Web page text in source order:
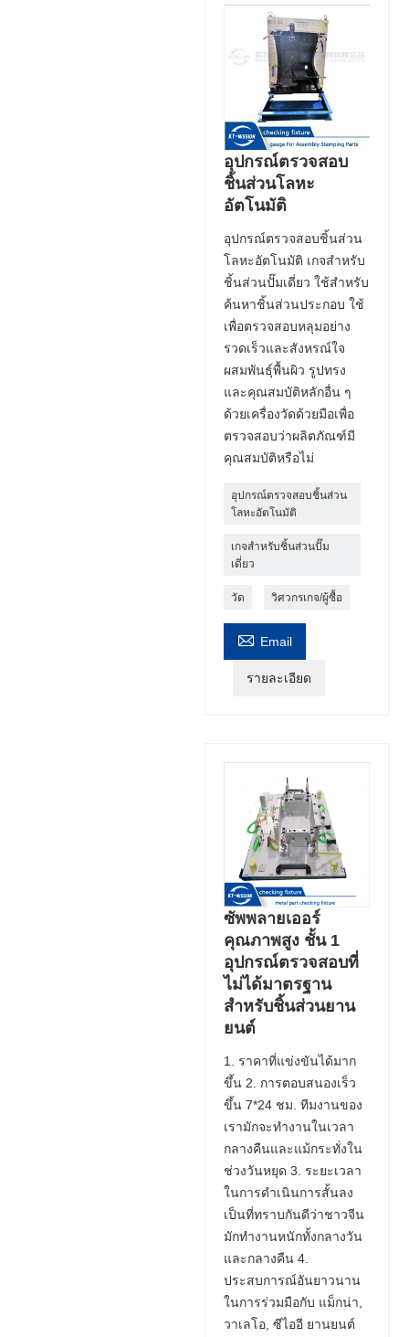
อุปกรณ์ตรวจสอบ
ชิ้นส่วนโลหะ
อัตโนมัติ
อุปกรณ์ตรวจสอบชิ้นส่วน
โลหะอัตโนมัติ เกจสำหรับ
ชิ้นส่วนปั๊มเดี่ยว ใช้สำหรับ
ค้นหาชิ้นส่วนประกอบ ใช้
เพื่อตรวจสอบหลุมอย่าง
รวดเร็วและสังหรณ์ใจ
ผสมพันธุ์พื้นผิว รูปทรง
และคุณสมบัติหลักอื่น ๆ
ด้วยเครื่องวัดด้วยมือเพื่อ
ตรวจสอบว่าผลิตภัณฑ์มี
คุณสมบัติหรือไม่
อุปกรณ์ตรวจสอบชิ้นส่วน
โลหะอัตโนมัติ
เกจสำหรับชิ้นส่วนปั๊ม
เดี่ยว
วัด วิศวกรเกจ/ผู้ซื้อ
 Email
รายละเอียด
ซัพพลายเออร์
คุณภาพสูง ชั้น 1
อุปกรณ์ตรวจสอบที่
ไม่ได้มาตรฐาน
สำหรับชิ้นส่วนยาน
ยนต์
1. ราคาที่แข่งขันได้มาก
ขึ้น 2. การตอบสนองเร็ว
ขึ้น 7*24 ชม. ทีมงานของ
เรามักจะทำงานในเวลา
กลางคืนและแม้กระทั่งใน
ช่วงวันหยุด 3. ระยะเวลา
ในการดำเนินการสั้นลง
เป็นที่ทราบกันดีว่าชาวจีน
มักทำงานหนักทั้งกลางวัน
และกลางคืน 4.
ประสบการณ์อันยาวนาน
ในการร่วมมือกับ แม็กน่า,
วาเลโอ, ซีไออี ยานยนต์